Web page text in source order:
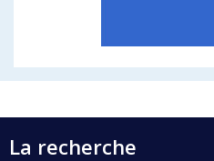
La recherche